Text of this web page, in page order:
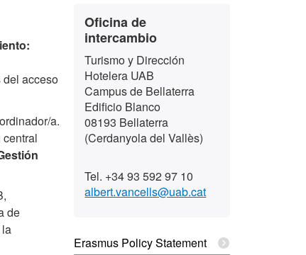
acceso
a.
de
Información
complementaria
Contacto
Oficina de
intercambio
Turismo y Dirección
Hotelera UAB
Campus de Bellaterra
Edificio Blanco
08193 Bellaterra
(Cerdanyola del Vallès)
Tel. +34 93 592 97 10
albert.vancells@uab.cat
Erasmus Policy Statement